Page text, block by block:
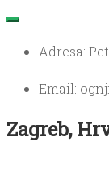
Adresa:
Email:
Zagreb,